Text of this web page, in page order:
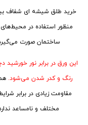
خرید طلق شیشه ای شفاف
منظور استفاده در
ساختمان صورت
این ورق در برابر نور خورشید
رنگ و کدر شدن می‌شود.
مقاومت زیادی در برابر
مختلف و نامساعد